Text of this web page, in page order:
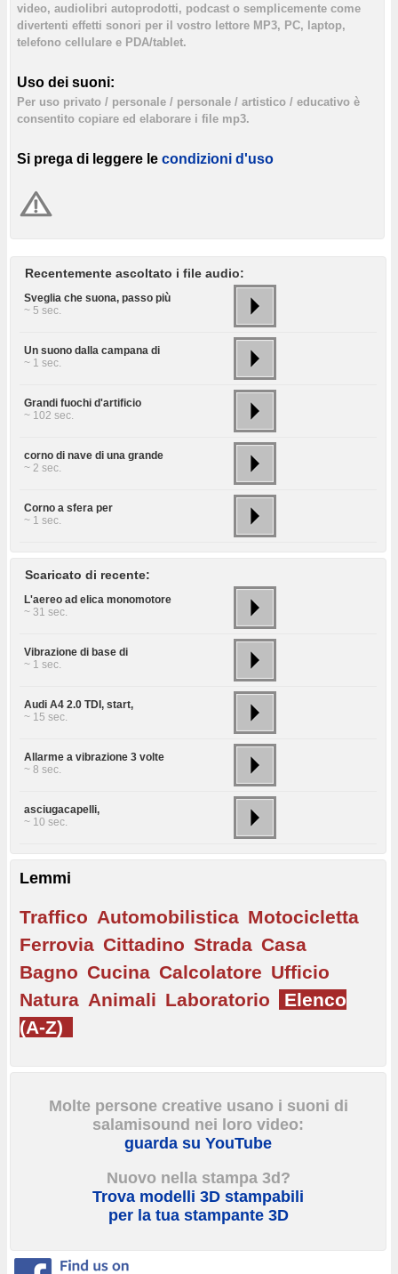
video, audiolibri autoprodotti, podcast o semplicemente come
divertenti effetti sonori per il vostro lettore MP3, PC, laptop,
telefono cellulare e PDA/tablet.
Uso dei suoni:
Per uso privato / personale / personale / artistico / educativo è
consentito copiare ed elaborare i file mp3.
Si prega di leggere le condizioni d'uso
Recentemente ascoltato i file audio:
Sveglia che suona, passo più
~ 5 sec.
Un suono dalla campana di
~ 1 sec.
Grandi fuochi d'artificio
~ 102 sec.
corno di nave di una grande
~ 2 sec.
Corno a sfera per
~ 1 sec.
Scaricato di recente:
L'aereo ad elica monomotore
~ 31 sec.
Vibrazione di base di
~ 1 sec.
Audi A4 2.0 TDI, start,
~ 15 sec.
Allarme a vibrazione 3 volte
~ 8 sec.
asciugacapelli,
~ 10 sec.
Lemmi
Traffico Automobilistica Motocicletta
Ferrovia Cittadino Strada Casa
Bagno Cucina Calcolatore Ufficio
Natura Animali Laboratorio
Elenco
(A-Z)
Molte persone creative usano i suoni di
salamisound nei loro video:
guarda su YouTube
Nuovo nella stampa 3d?
Trova modelli 3D stampabili
per la tua stampante 3D